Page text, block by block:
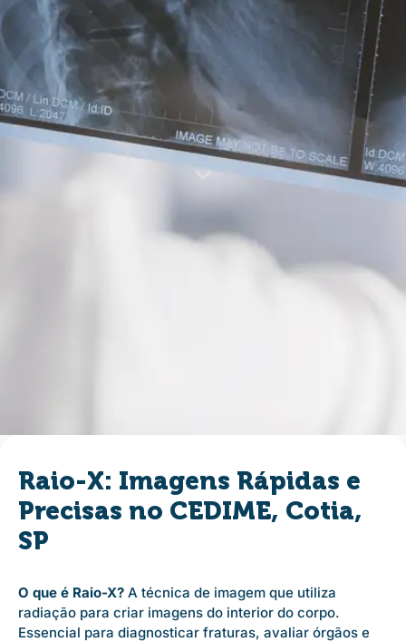
Raio-X: Imagens Rápidas e
Precisas no CEDIME, Cotia,
SP
O que é Raio-X? A técnica de imagem que utiliza
radiação para criar imagens do interior do corpo.
Essencial para diagnosticar fraturas, avaliar órgãos e